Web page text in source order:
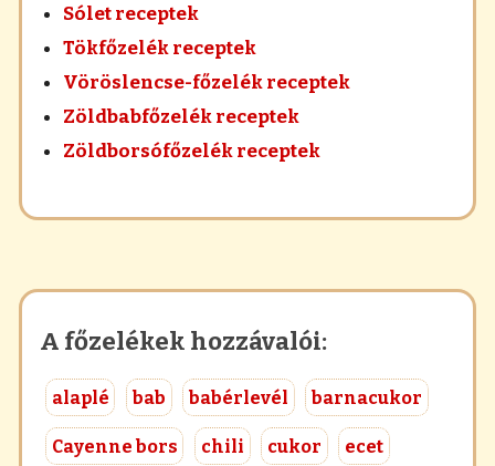
Sólet receptek
Tökfőzelék receptek
Vöröslencse-főzelék receptek
Zöldbabfőzelék receptek
Zöldborsófőzelék receptek
A főzelékek hozzávalói:
alaplé bab babérlevél barnacukor
Cayenne bors chili cukor ecet